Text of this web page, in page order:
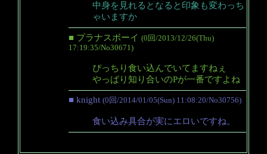
中身を見れるとなると印象も変わっち
ゃいますか
■ プラナスボーイ (0回/2013/12/26(Thu)
17:19:35/No30671)
ぴっちり食い込んでいてますねぇ
やっぱり知り合いのPが一番ですよね
■ knight (0回/2014/01/05(Sun) 11:08:20/No30756)
食い込み具合が実にエロいですね。